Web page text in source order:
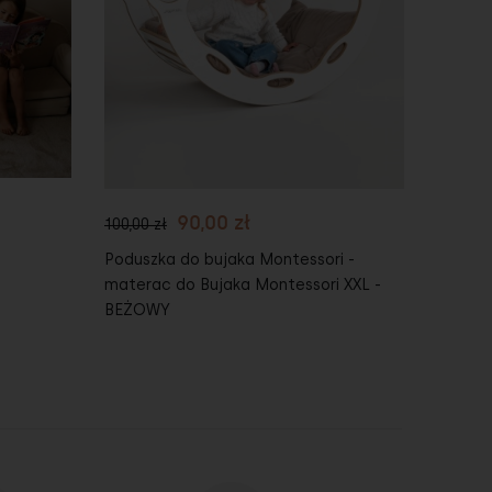
100,00 zł 90,00 zł
Poduszka do bujaka Montessori -
materac do Bujaka Montessori XXL -
BEŻOWY